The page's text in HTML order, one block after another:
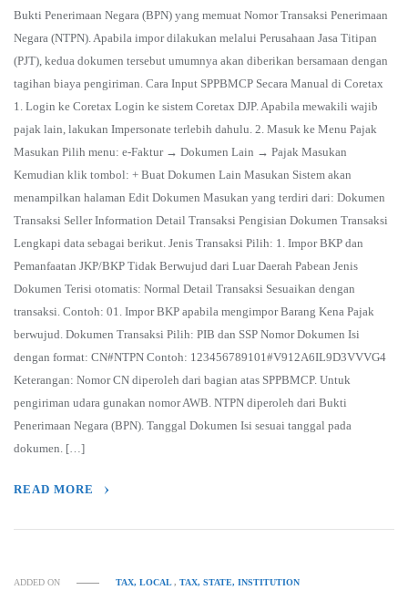
Bukti Penerimaan Negara (BPN) yang memuat Nomor Transaksi Penerimaan
Negara (NTPN). Apabila impor dilakukan melalui Perusahaan Jasa Titipan
(PJT), kedua dokumen tersebut umumnya akan diberikan bersamaan dengan
tagihan biaya pengiriman. Cara Input SPPBMCP Secara Manual di Coretax
1. Login ke Coretax Login ke sistem Coretax DJP. Apabila mewakili wajib
pajak lain, lakukan Impersonate terlebih dahulu. 2. Masuk ke Menu Pajak
Masukan Pilih menu: e-Faktur → Dokumen Lain → Pajak Masukan
Kemudian klik tombol: + Buat Dokumen Lain Masukan Sistem akan
menampilkan halaman Edit Dokumen Masukan yang terdiri dari: Dokumen
Transaksi Seller Information Detail Transaksi Pengisian Dokumen Transaksi
Lengkapi data sebagai berikut. Jenis Transaksi Pilih: 1. Impor BKP dan
Pemanfaatan JKP/BKP Tidak Berwujud dari Luar Daerah Pabean Jenis
Dokumen Terisi otomatis: Normal Detail Transaksi Sesuaikan dengan
transaksi. Contoh: 01. Impor BKP apabila mengimpor Barang Kena Pajak
berwujud. Dokumen Transaksi Pilih: PIB dan SSP Nomor Dokumen Isi
dengan format: CN#NTPN Contoh: 123456789101#V912A6IL9D3VVVG4
Keterangan: Nomor CN diperoleh dari bagian atas SPPBMCP. Untuk
pengiriman udara gunakan nomor AWB. NTPN diperoleh dari Bukti
Penerimaan Negara (BPN). Tanggal Dokumen Isi sesuai tanggal pada
dokumen. […]
READ MORE
ADDED ON TAX, LOCAL,TAX, STATE, INSTITUTION